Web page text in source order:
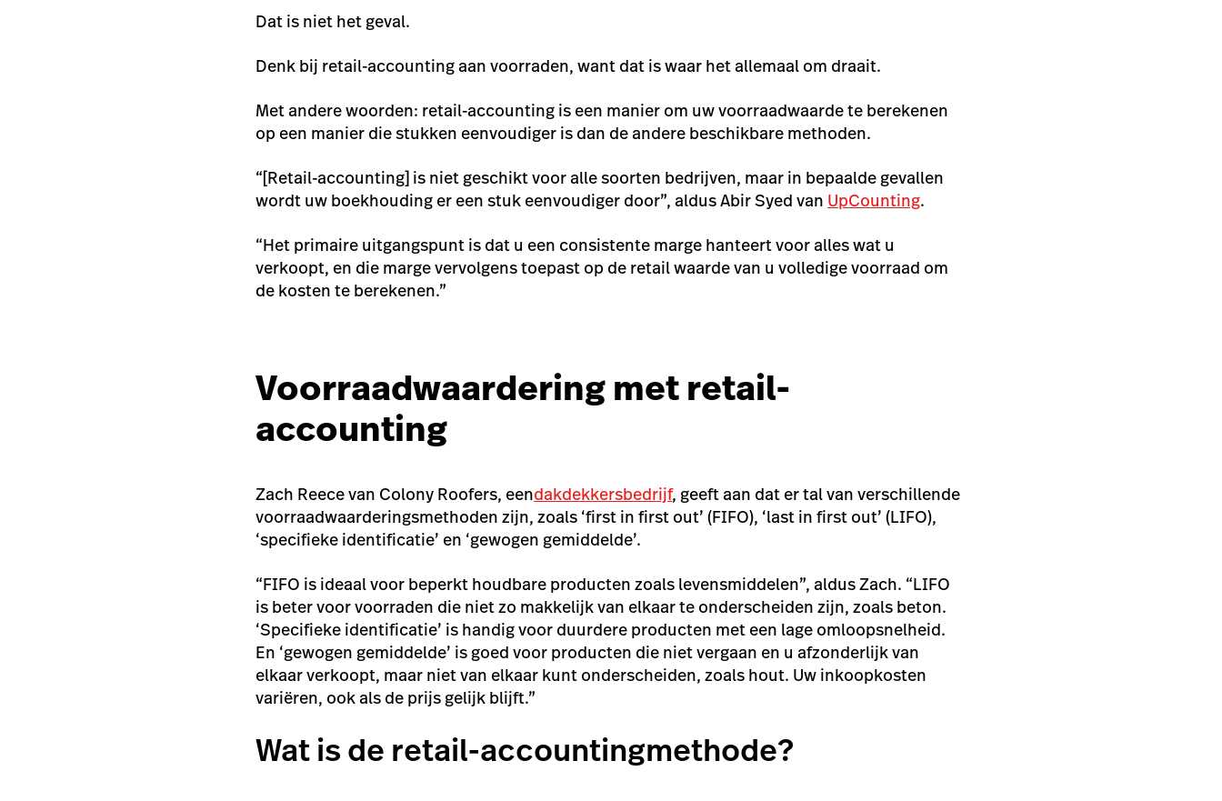
Dat is niet het geval.
Denk bij retail-accounting aan voorraden, want dat is waar het allemaal om draait.
Met andere woorden: retail-accounting is een manier om uw voorraadwaarde te berekenen
op een manier die stukken eenvoudiger is dan de andere beschikbare methoden.
“[Retail-accounting] is niet geschikt voor alle soorten bedrijven, maar in bepaalde gevallen
wordt uw boekhouding er een stuk eenvoudiger door”, aldus Abir Syed van UpCounting.
“Het primaire uitgangspunt is dat u een consistente marge hanteert voor alles wat u
verkoopt, en die marge vervolgens toepast op de retail waarde van u volledige voorraad om
de kosten te berekenen.”
Voorraadwaardering met retail-
accounting
Zach Reece van Colony Roofers, eendakdekkersbedrijf, geeft aan dat er tal van verschillende
voorraadwaarderingsmethoden zijn, zoals ‘first in first out’ (FIFO), ‘last in first out’ (LIFO),
‘specifieke identificatie’ en ‘gewogen gemiddelde’.
“FIFO is ideaal voor beperkt houdbare producten zoals levensmiddelen”, aldus Zach. “LIFO
is beter voor voorraden die niet zo makkelijk van elkaar te onderscheiden zijn, zoals beton.
‘Specifieke identificatie’ is handig voor duurdere producten met een lage omloopsnelheid.
En ‘gewogen gemiddelde’ is goed voor producten die niet vergaan en u afzonderlijk van
elkaar verkoopt, maar niet van elkaar kunt onderscheiden, zoals hout. Uw inkoopkosten
variëren, ook als de prijs gelijk blijft.”
Wat is de retail-accountingmethode?